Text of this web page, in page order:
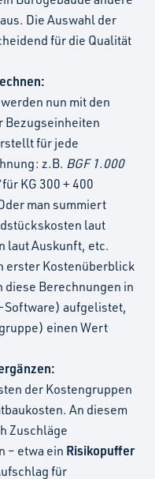
Die Auswahl der
für die Qualität
nun mit den
Bezugseinheiten
für jede
z.B. BGF 1.000
für KG 300 + 400
man summiert
laut
laut Auskunft, etc.
erster Kostenüberblick
Berechnungen in
Software) aufgelistet,
einen Wert
der Kostengruppen
An diesem
Zuschläge
– etwa ein Risikopuffer
für